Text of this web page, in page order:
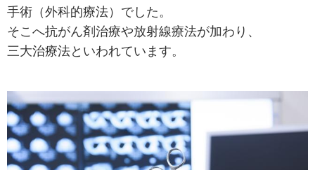
手術（外科的療法）でした。
そこへ抗がん剤治療や放射線療法が加わり、
三大治療法といわれています。